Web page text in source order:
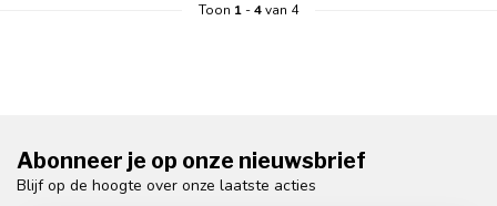
Toon 1-4van 4
Abonneer je op onze nieuwsbrief
Blijf op de hoogte over onze laatste acties